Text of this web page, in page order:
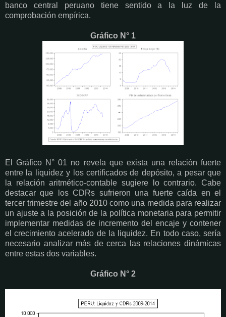
banco central peruano tiene sentido a la luz de la
comprobación empírica.
Gráfico N° 1
El Gráfico N° 01 no revela que exista una relación fuerte
entre la liquidez y los certificados de depósito, a pesar que
la relación aritmético-contable sugiere lo contrario. Cabe
destacar que los CDRs sufrieron una fuerte caída en el
tercer trimestre del año 2010 como una medida para realizar
un ajuste a la posición de la política monetaria para permitir
implementar medidas de incremento del encaje y contener
el crecimiento acelerado de la liquidez. En todo caso, sería
necesario analizar más de cerca las relaciones dinámicas
entre estas dos variables.
Gráfico N° 2